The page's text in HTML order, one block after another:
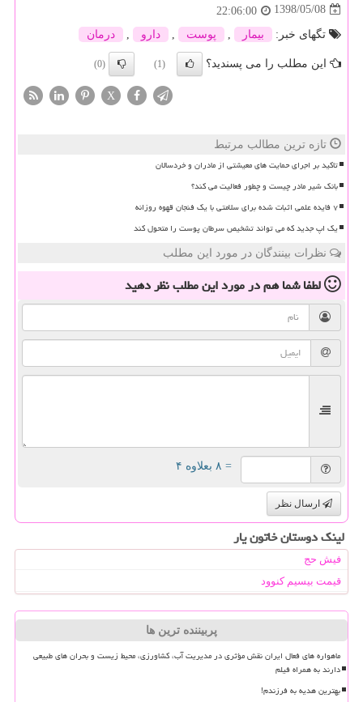
1398/05/08
22:06:00
تگهای خبر:
بیمار پوست دارو درمان
این مطلب را می پسندید؟ (1)
(0)
X
تازه ترین مطالب مرتبط
تاکید بر اجرای حمایت های معیشتی از مادران و خردسالان
بانک شیر مادر چیست و چطور فعالیت می کند؟
۷ فایده علمی اثبات شده برای سلامتی با یک فنجان قهوه روزانه
یک اپ جدید که می تواند تشخیص سرطان پوست را متحول کند
نظرات بینندگان در مورد این مطلب
لطفا شما همدر مورد این مطلبنظر دهید
= ۸ بعلاوه ۴
ارسال نظر
لینک دوستان خاتون یار
فیش حج
قیمت بیسیم کنوود
پربیننده ترین ها
ماهواره های فعال ایران نقش مؤثری در مدیریت آب، کشاورزی، محیط زیست و بحران های طبیعی
دارند به همراه فیلم
بهترین هدیه به فرزندم!